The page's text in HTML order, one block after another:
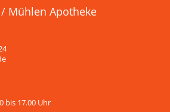
Mühlen Apotheke
bis 17.00 Uhr